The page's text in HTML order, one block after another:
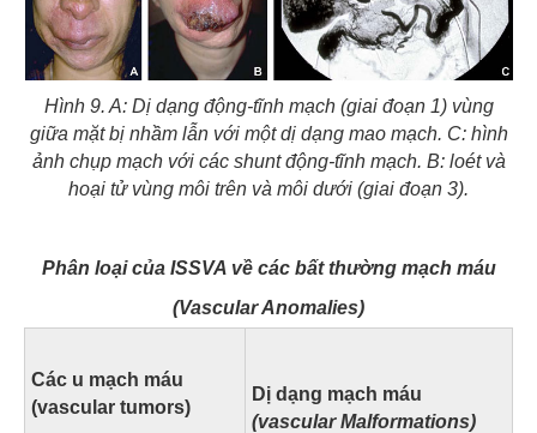
Hình 9. A: Dị dạng động-tĩnh mạch (giai đoạn 1) vùng
giữa mặt bị nhầm lẫn với một dị dạng mao mạch. C: hình
ảnh chụp mạch với các shunt động-tĩnh mạch. B: loét và
hoại tử vùng môi trên và môi dưới (giai đoạn 3).
Phân loại của ISSVA về các bất thường mạch máu
(Vascular Anomalies)
Các u mạch máu
(vascular tumors)
Dị dạng mạch máu
(vascular Malformations)